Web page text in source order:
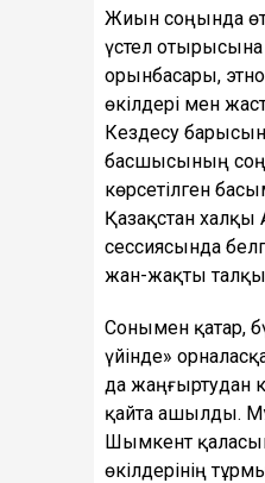
Жиын соңында
үстел отырысына
орынбасары,
өкілдері мен
Кездесу
басшысының
көрсетілген
Қазақстан
сессиясында
жан-жақты
Сонымен қатар,
үйінде»
да жаңғыртудан
қайта ашылды.
Шымкент
өкілдерінің